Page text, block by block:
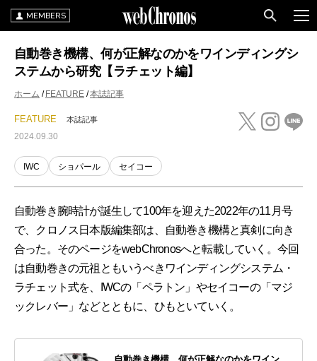
MEMBERS
自動巻き機構、何が正解なのかをワインディングシ
ステムから研究【ラチェット編】
ホーム FEATURE 本誌記事
FEATURE 本誌記事
2024.09.30
IWC ショパール セイコー
自動巻き腕時計が誕生して100年を迎えた2022年の11月号
で、クロノス日本版編集部は、自動巻き機構と真剣に向き
合った。そのページをwebChronosへと転載していく。今回
は自動巻きの元祖ともいうべきワインディングシステム・
ラチェット式を、IWCの「ペラトン」やセイコーの「マジ
ックレバー」などとともに、ひもといていく。